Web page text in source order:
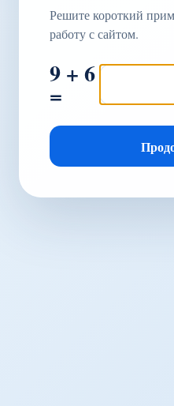
Решите короткий
работу с сайтом.
9 + 6
=